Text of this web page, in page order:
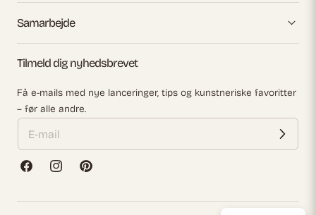
Samarbejde
Tilmeld dig nyhedsbrevet
Få e-mails med nye lanceringer, tips og kunstneriske favoritter
– før alle andre.
FacebookInstagramPinterest